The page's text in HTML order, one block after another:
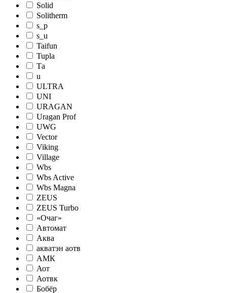
Solid
Solitherm
s_p
s_u
Taifun
Tupla
Tа
u
ULTRA
UNI
URAGAN
Uragan Prof
UWG
Vector
Viking
Village
Wbs
Wbs Active
Wbs Magna
ZEUS
ZEUS Turbo
«Очаг»
Автомат
Аква
акватэн аотв
АМК
Аот
Аотвк
Бобёр